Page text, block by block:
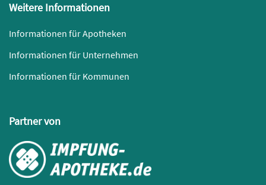
Weitere Informationen
Informationen für Apotheken
Informationen für Unternehmen
Informationen für Kommunen
Partner von